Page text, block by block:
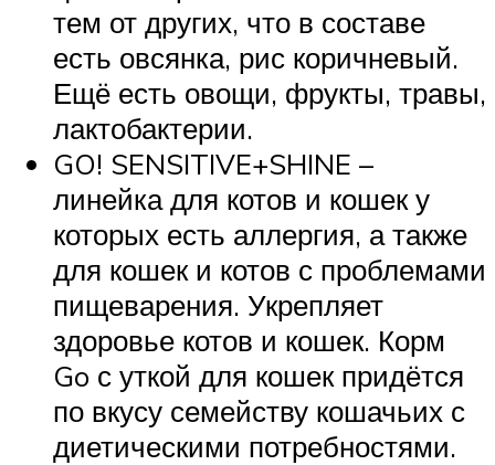
тем от других, что в составе
есть овсянка, рис коричневый.
Ещё есть овощи, фрукты, травы,
лактобактерии.
GO! SENSITIVE+SHINE –
линейка для котов и кошек у
которых есть аллергия, а также
для кошек и котов с проблемами
пищеварения. Укрепляет
здоровье котов и кошек. Корм
Go с уткой для кошек придётся
по вкусу семейству кошачьих с
диетическими потребностями.